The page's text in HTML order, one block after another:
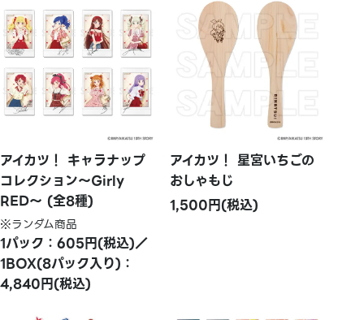
アイカツ！ キャラナップ
コレクション～Girly
RED～ (全8種)
※ランダム商品
1パック：605円(税込)／
1BOX(8パック入り)：
4,840円(税込)
アイカツ！ 星宮いちごの
おしゃもじ
1,500円(税込)